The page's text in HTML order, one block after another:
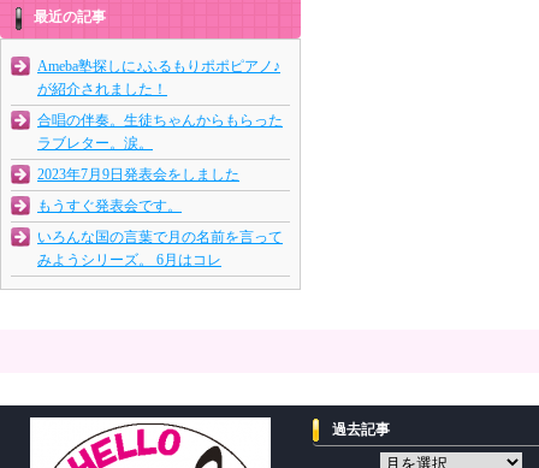
最近の記事
Ameba塾探しに♪ふるもりポポピアノ♪
が紹介されました！
合唱の伴奏。生徒ちゃんからもらった
ラブレター。涙。
2023年7月9日発表会をしました
もうすぐ発表会です。
いろんな国の言葉で月の名前を言って
みようシリーズ。 6月はコレ
過去記事